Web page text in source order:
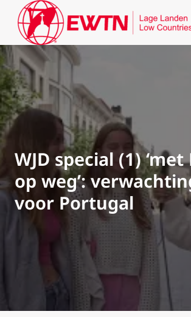
WJD special (1)
op weg’:
voor Portugal